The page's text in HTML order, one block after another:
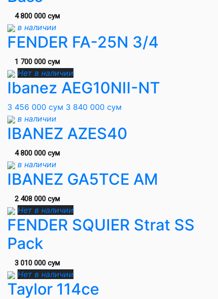
4 800 000 сум
в наличии
FENDER FA-25N 3/4
1 700 000 сум
Нет в наличии
Ibanez AEG10NII-NT
3 456 000 сум 3 840 000 сум
в наличии
IBANEZ AZES40
4 800 000 сум
в наличии
IBANEZ GA5TCE AM
2 408 000 сум
Нет в наличии
FENDER SQUIER Strat SS
Pack
3 010 000 сум
Нет в наличии
Taylor 114ce